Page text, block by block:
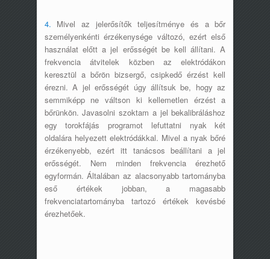
4. Mivel az jelerősítők teljesítménye és a bőr
személyenkénti érzékenysége változó, ezért első
használat előtt a jel erősségét be kell állítani. A
frekvencia átvitelek közben az elektródákon
keresztül a bőrön bizsergő, csipkedő érzést kell
érezni. A jel erősségét úgy állítsuk be, hogy az
semmiképp ne váltson ki kellemetlen érzést a
bőrünkön. Javasolni szoktam a jel bekalibráláshoz
egy torokfájás programot lefuttatni nyak két
oldalára helyezett elektródákkal. Mivel a nyak bőré
érzékenyebb, ezért itt tanácsos beállítani a jel
erősségét. Nem minden frekvencia érezhető
egyformán. Általában az alacsonyabb tartományba
eső értékek jobban, a magasabb
frekvenciatartományba tartozó értékek kevésbé
érezhetőek.